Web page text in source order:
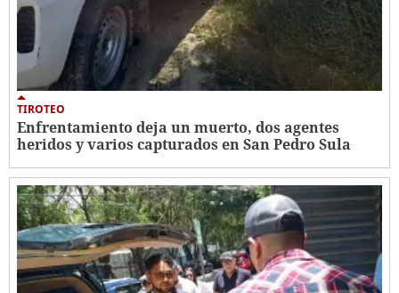
TIROTEO
Enfrentamiento deja un muerto, dos agentes
heridos y varios capturados en San Pedro Sula